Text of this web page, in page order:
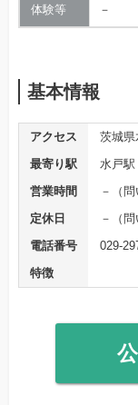
体験等 －
基本情報
アクセス
茨城県
最寄り駅
水戸
営業時間
－（問
定休日
－（問
電話番号
029-
特徴